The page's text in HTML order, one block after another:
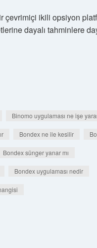
çevrimiçi ikili opsiyon
dayalı tahminlere
Binomo uygulaması ne işe
Bondex ne ile kesilir
Bondex sünger yanar mı
Bondex uygulaması nedir